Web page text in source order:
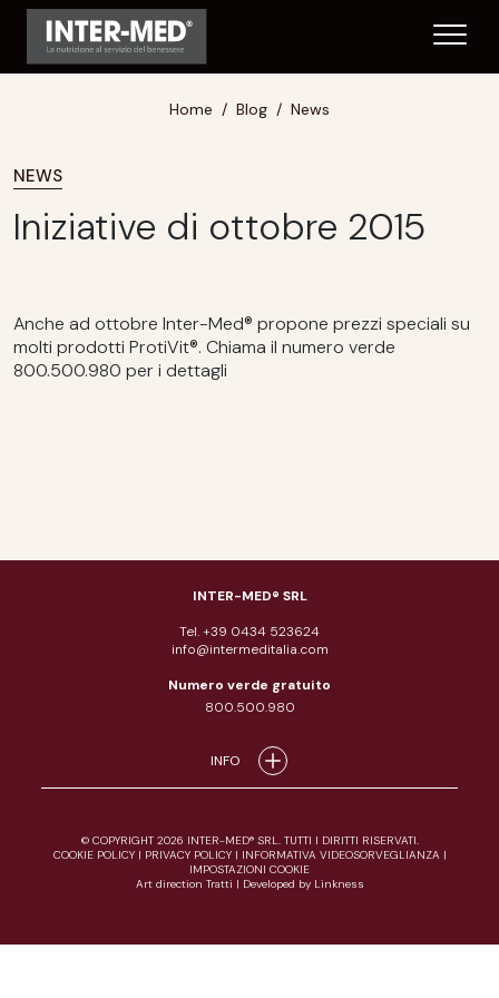
Home Blog News
NEWS
Iniziative di ottobre 2015
Anche ad ottobre Inter-Med® propone prezzi speciali su
molti prodotti ProtiVit®. Chiama il numero verde
800.500.980 per i dettagli
INTER-MED® SRL
Tel. +39 0434 523624
info@intermeditalia.com
Numero verde gratuito
800.500.980
INFO
© COPYRIGHT 2026 INTER-MED® SRL. TUTTI I DIRITTI RISERVATI.
COOKIE POLICY| PRIVACY POLICY| INFORMATIVA VIDEOSORVEGLIANZA |
IMPOSTAZIONI COOKIE
Art direction Tratti | Developed by Linkness